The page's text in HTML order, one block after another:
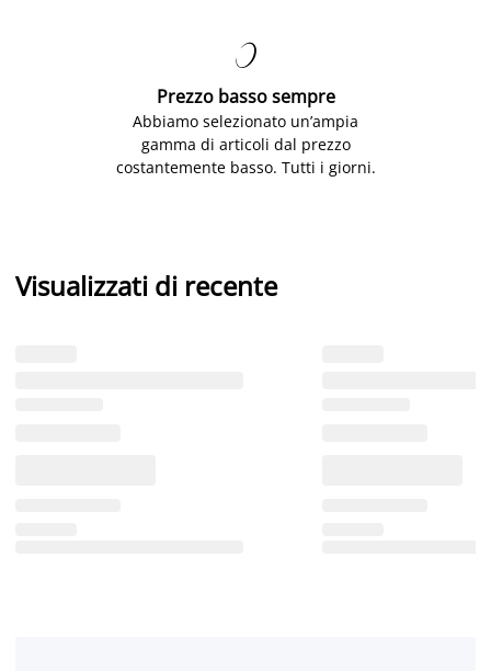

Prezzo basso sempre
Abbiamo selezionato un’ampia
gamma di articoli dal prezzo
costantemente basso. Tutti i giorni.
Visualizzati di recente